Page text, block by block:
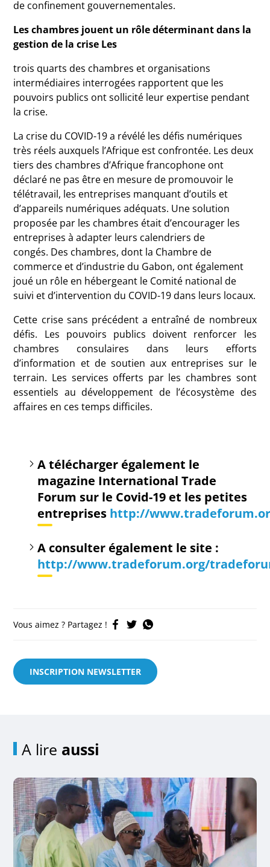
de confinement gouvernementales.
Les chambres jouent un rôle déterminant dans la
gestion de la crise Les
trois quarts des chambres et organisations
intermédiaires interrogées rapportent que les
pouvoirs publics ont sollicité leur expertise pendant
la crise.
La crise du COVID-19 a révélé les défis numériques
très réels auxquels l’Afrique est confrontée. Les deux
tiers des chambres d’Afrique francophone ont
déclaré ne pas être en mesure de promouvoir le
télétravail, les entreprises manquant d’outils et
d’appareils numériques adéquats. Une solution
proposée par les chambres était d’encourager les
entreprises à adapter leurs calendriers de
congés. Des chambres, dont la Chambre de
commerce et d’industrie du Gabon, ont également
joué un rôle en hébergeant le Comité national de
suivi et d’intervention du COVID-19 dans leurs locaux.
Cette crise sans précédent a entraîné de nombreux
défis.
Les pouvoirs publics doivent renforcer les
chambres consulaires dans leurs efforts
d’information et de soutien aux entreprises sur le
terrain. Les services offerts par les chambres sont
essentiels au développement de l’écosystème des
affaires en ces temps difficiles.
A télécharger également le
magazine International Trade
Forum sur le Covid-19 et les petites
entreprises http://
A consulter également le site :
http://www.tradeforum.org/
Vous aimez ? Partagez !
INSCRIPTION NEWSLETTER
A lire aussi